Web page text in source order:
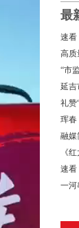
最
速看
高质
经济
“市
局
延吉
礼赞
书写
珲春
融媒
《
速看
→
一河